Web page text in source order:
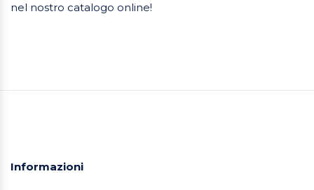
nel nostro catalogo online!
Informazioni